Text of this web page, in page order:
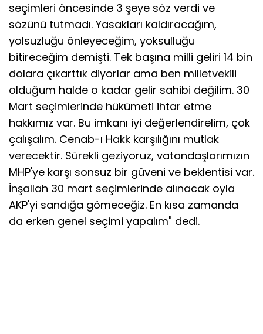
seçimleri öncesinde 3 şeye söz verdi ve
sözünü tutmadı. Yasakları kaldıracağım,
yolsuzluğu önleyeceğim, yoksulluğu
bitireceğim demişti. Tek başına milli geliri 14 bin
dolara çıkarttık diyorlar ama ben milletvekili
olduğum halde o kadar gelir sahibi değilim. 30
Mart seçimlerinde hükümeti ihtar etme
hakkımız var. Bu imkanı iyi değerlendirelim, çok
çalışalım. Cenab-ı Hakk karşılığını mutlak
verecektir. Sürekli geziyoruz, vatandaşlarımızın
MHP'ye karşı sonsuz bir güveni ve beklentisi var.
İnşallah 30 mart seçimlerinde alınacak oyla
AKP'yi sandığa gömeceğiz. En kısa zamanda
da erken genel seçimi yapalım" dedi.